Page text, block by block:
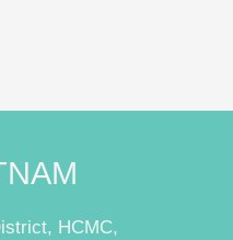
HCMC,